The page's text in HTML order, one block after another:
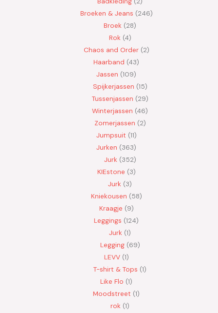
Broeken & Jeans 246
Broek 28
Rok 4
Chaos and Order 2
Haarband 43
Jassen 109
Spijkerjassen 15
Tussenjassen 29
Winterjassen 46
Zomerjassen 2
Jumpsuit 11
Jurken 363
Jurk 352
KIEstone 3
Jurk 3
Kniekousen 58
Kraagje 9
Leggings 124
Jurk 1
Legging 69
LEVV 1
T-shirt & Tops 1
Like Flo 1
Moodstreet 1
rok 1